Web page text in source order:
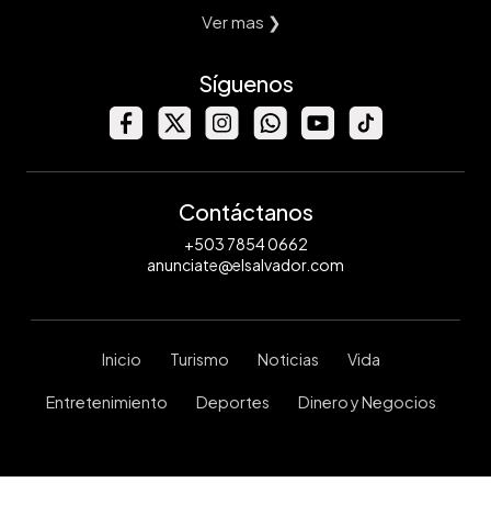
Ver mas ❯
Síguenos
Contáctanos
+503 7854 0662
anunciate@elsalvador.com
Inicio Turismo Noticias Vida
Entretenimiento Deportes Dinero y Negocios